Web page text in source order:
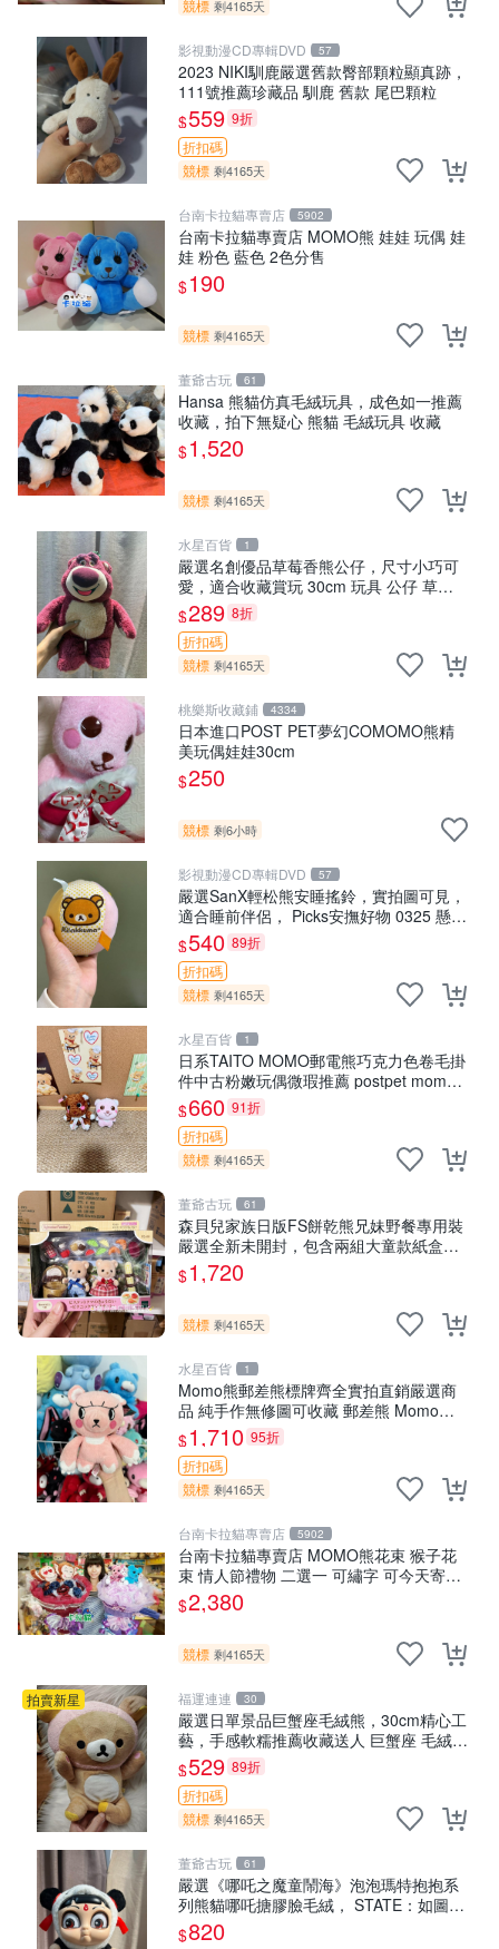
競標 剩4165天
影視動漫CD專輯DVD 57
2023 NIKI馴鹿嚴選舊款臀部顆粒顯真跡，
111號推薦珍藏品 馴鹿 舊款 尾巴顆粒
$559 9折
折扣碼
競標 剩4165天
台南卡拉貓專賣店 5902
台南卡拉貓專賣店 MOMO熊 娃娃 玩偶 娃
娃 粉色 藍色 2色分售
$190
競標 剩4165天
董爺古玩 61
Hansa 熊貓仿真毛絨玩具，成色如一推薦
收藏，拍下無疑心 熊貓 毛絨玩具 收藏
$1,520
競標 剩4165天
水星百貨 1
嚴選名創優品草莓香熊公仔，尺寸小巧可
愛，適合收藏賞玩 30cm 玩具 公仔 草莓
熊
$289 8折
折扣碼
競標 剩4165天
桃樂斯收藏鋪 4334
日本進口POST PET夢幻COMOMO熊精
美玩偶娃娃30cm
$250
競標 剩6小時
影視動漫CD專輯DVD 57
嚴選SanX輕松熊安睡搖鈴，實拍圖可見，
適合睡前伴侶， Picks安撫好物 0325 懸吊
電腦
$540 89折
折扣碼
競標 剩4165天
水星百貨 1
日系TAITO MOMO郵電熊巧克力色卷毛掛
件中古粉嫩玩偶微瑕推薦 postpet momo
郵電熊 中古玩偶
$660 91折
折扣碼
競標 剩4165天
董爺古玩 61
森貝兒家族日版FS餅乾熊兄妹野餐專用裝
嚴選全新未開封，包含兩組大童款紙盒
裝，適合收藏與分享。 餅乾熊兄妹、野
餐、收藏
$1,720
競標 剩4165天
水星百貨 1
Momo熊郵差熊標牌齊全實拍直銷嚴選商
品 純手作無修圖可收藏 郵差熊 Momo熊
標牌 商品
$1,710 95折
折扣碼
競標 剩4165天
台南卡拉貓專賣店 5902
台南卡拉貓專賣店 MOMO熊花束 猴子花
束 情人節禮物 二選一 可繡字 可今天寄明
天到
$2,380
競標 剩4165天
拍賣新星 福運連連 30
嚴選日單景品巨蟹座毛絨熊，30cm精心工
藝，手感軟糯推薦收藏送人 巨蟹座 毛絨玩
具 精緻做工
$529 89折
折扣碼
競標 剩4165天
董爺古玩 61
嚴選《哪吒之魔童鬧海》泡泡瑪特抱抱系
列熊貓哪吒搪膠臉毛絨， STATE：如圖顯
示 哪吒 毛絨公仔 泡泡瑪特
$820